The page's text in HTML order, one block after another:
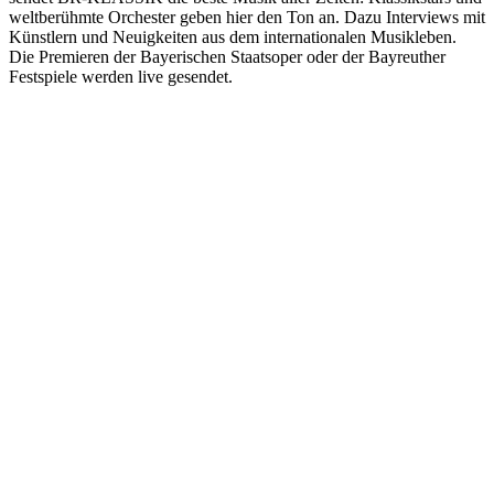
weltberühmte Orchester geben hier den Ton an. Dazu Interviews mit
Künstlern und Neuigkeiten aus dem internationalen Musikleben.
Die Premieren der Bayerischen Staatsoper oder der Bayreuther
Festspiele werden live gesendet.